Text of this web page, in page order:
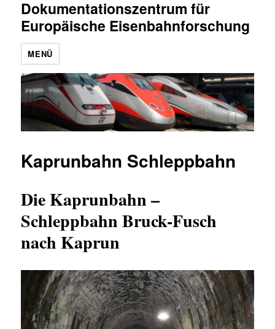
Dokumentationszentrum für
Europäische Eisenbahnforschung
MENÜ
Kaprunbahn Schleppbahn
Die Kaprunbahn –
Schleppbahn Bruck-Fusch
nach Kaprun